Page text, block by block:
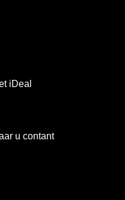
iDeal
u contant